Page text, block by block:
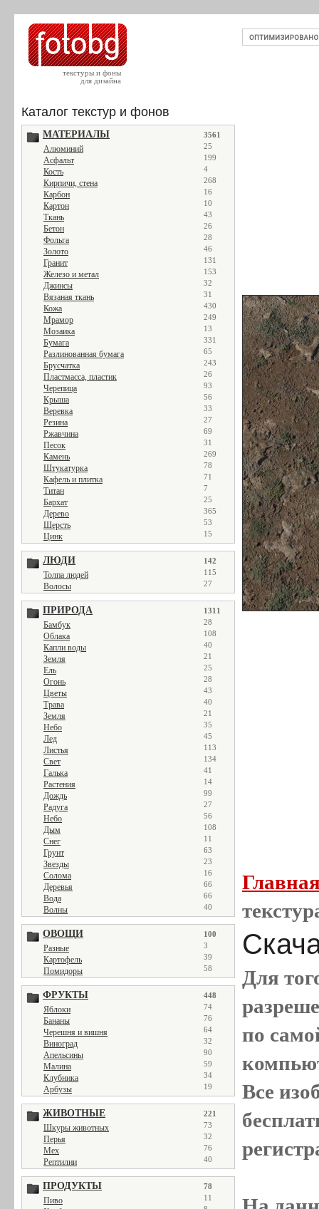
текстуры и фоны
для дизайна
Каталог текстур и фонов
МАТЕРИАЛЫ 3561
Алюминий 25
Асфальт 199
Кость 4
Кирпичи, стена 268
Карбон 16
Картон 10
Ткань 43
Бетон 26
Фольга 28
Золото 46
Гранит 131
Железо и метал 153
Джинсы 32
Вязаная ткань 31
Кожа 430
Мрамор 249
Мозаика 13
Бумага 331
Разлинованная бумага 65
Брусчатка 243
Пластмасса, пластик 26
Черепица 93
Крыша 56
Веревка 33
Резина 27
Ржавчина 69
Песок 31
Камень 269
Штукатурка 78
Кафель и плитка 71
Титан 7
Бархат 25
Дерево 365
Шерсть 53
Цинк 15
ЛЮДИ 142
Толпа людей 115
Волосы 27
ПРИРОДА 1311
Бамбук 28
Облака 108
Капли воды 40
Земля 21
Ель 25
Огонь 28
Цветы 43
Трава 40
Земля 21
Небо 35
Лед 45
Листья 113
Свет 134
Галька 41
Растения 14
Дождь 99
Радуга 27
Небо 56
Дым 108
Снег 11
Грунт 63
Звезды 23
Солома 16
Деревья 66
Вода 66
Волны 40
ОВОЩИ 100
Разные 3
Картофель 39
Помидоры 58
ФРУКТЫ 448
Яблоки 74
Бананы 76
Черешня и вишня 64
Виноград 32
Апельсины 90
Малина 59
Клубника 34
Арбузы 19
ЖИВОТНЫЕ 221
Шкуры животных 73
Перья 32
Мех 76
Рептилии 40
ПРОДУКТЫ 78
Пиво 11
Для
по
Все